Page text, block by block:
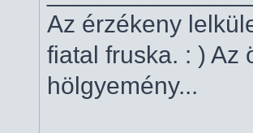
Az érzékeny
fiatal fruska. : ) Az
hölgyemény...